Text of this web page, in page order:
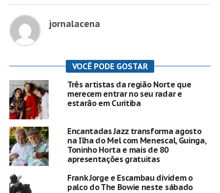
jornalacena
VOCÊ PODE GOSTAR
Três artistas da região Norte que
merecem entrar no seu radar e
estarão em Curitiba
Encantadas Jazz transforma agosto
na Ilha do Mel com Menescal, Guinga,
Toninho Horta e mais de 80
apresentações gratuitas
Frank Jorge e Escambau dividem o
palco do The Bowie neste sábado